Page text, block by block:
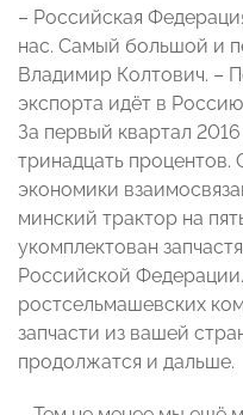
– Российская
нас. Самый большой и
Владимир Колтович. –
экспорта идёт в
За первый квартал
тринадцать
экономики
минский трактор на
укомплектован
Российской
ростсельмашевских
запчасти из вашей
продолжатся и дальше.